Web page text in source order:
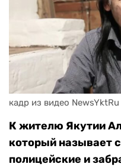
кадр из видео
К жителю Якутии
который называет
полицейские и